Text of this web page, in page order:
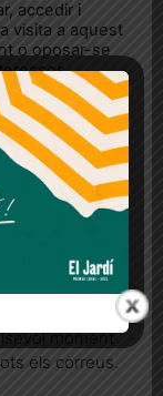
Vallvidrera
la via que
com a carril bici,
TSJC
accedir i
visita a aquest
o oposar-se
"Ajustos de
en aquest
teu
tot
Jardí, dona el
moment
els correus.